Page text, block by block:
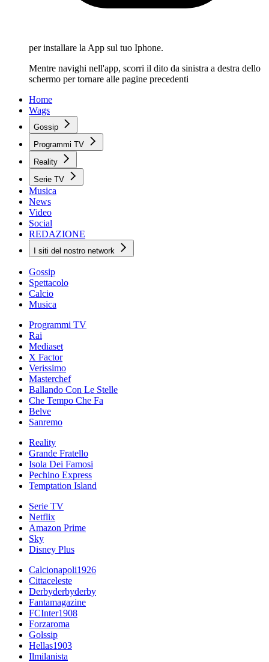
per installare la App sul tuo Iphone.
Mentre navighi nell'app, scorri il dito da sinistra a destra dello
schermo per tornare alle pagine precedenti
Home
Wags
Gossip
Programmi TV
Reality
Serie TV
Musica
News
Video
Social
REDAZIONE
I siti del nostro network
Gossip
Spettacolo
Calcio
Musica
Programmi TV
Rai
Mediaset
X Factor
Verissimo
Masterchef
Ballando Con Le Stelle
Che Tempo Che Fa
Belve
Sanremo
Reality
Grande Fratello
Isola Dei Famosi
Pechino Express
Temptation Island
Serie TV
Netflix
Amazon Prime
Sky
Disney Plus
Calcionapoli1926
Cittaceleste
Derbyderbyderby
Fantamagazine
FCInter1908
Forzaroma
Golssip
Hellas1903
Ilmilanista